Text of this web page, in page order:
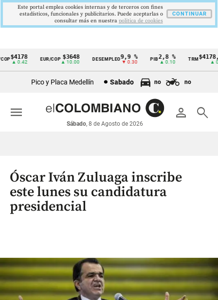
Cintillo
económicos
Colombia
$4178
▲ 0.42
EUR/COP $3648
▲ 10.00
DESEMPLEO 9,9 %
▼ 0.30
PIB2,8 %
▲ 0.10
TRM
▲
Pico y Placa Medellín Sabado no no
person search
Sábado, 8 de Agosto de 2026
menu
Óscar Iván Zuluaga inscribe
este lunes su candidatura
presidencial
Este portal emplea cookies internas y de terceros con fines
estadísticos, funcionales y publicitarios. Puede aceptarlas o
consultar más en nuestra politica de cookies
CONTINUAR